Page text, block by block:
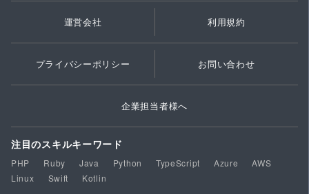
運営会社 利用規約
プライバシーポリシー お問い合わせ
企業担当者様へ
注目のスキルキーワード
PHP Ruby Java Python TypeScript Azure
AWS
Linux
Swift Kotlin